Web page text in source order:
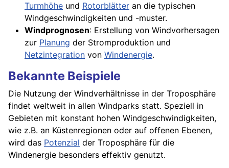
Turmhöhe und Rotorblätter an die typischen
Windgeschwindigkeiten und -muster.
Windprognosen: Erstellung von Windvorhersagen
zur Planung der Stromproduktion und
Netzintegration von Windenergie.
Bekannte Beispiele
Die Nutzung der Windverhältnisse in der Troposphäre
findet weltweit in allen Windparks statt. Speziell in
Gebieten mit konstant hohen Windgeschwindigkeiten,
wie z.B. an Küstenregionen oder auf offenen Ebenen,
wird das Potenzial der Troposphäre für die
Windenergie besonders effektiv genutzt.